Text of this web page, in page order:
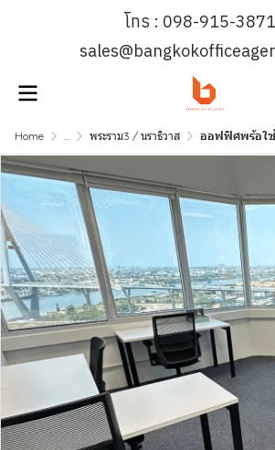
โทร : 098-915-
Home ... พระราม3 / นราธิวาส ออฟฟิศพร้อใช้ให้เช่า